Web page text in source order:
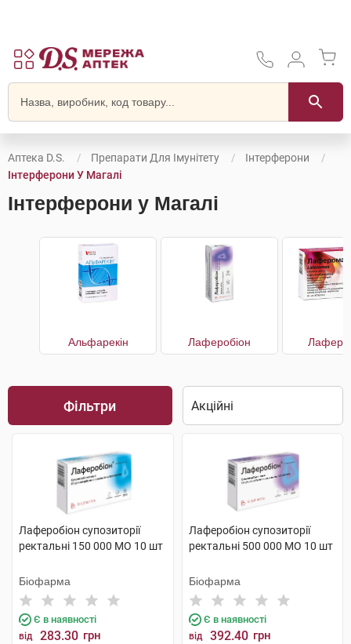
Аптека D.S. Препарати Для Імунітету
Інтерферони
Інтерферони У Магалі
Інтерферони у Магалі
Альфарекін Лаферобіон
Фільтри
Лаферобіон супозиторії
ректальні 150 000 МО 10 шт
Біофарма
Є в наявності
від 283.30 грн
Лаферобіон супозиторії
ректальні 500 000 МО 10 шт
Біофарма
Є в наявності
від 392.40 грн